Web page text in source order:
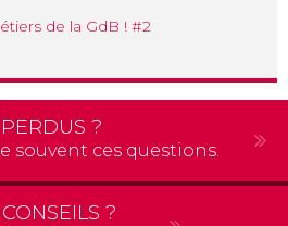
de la GdB ! #2
?
souvent ces questions.
?